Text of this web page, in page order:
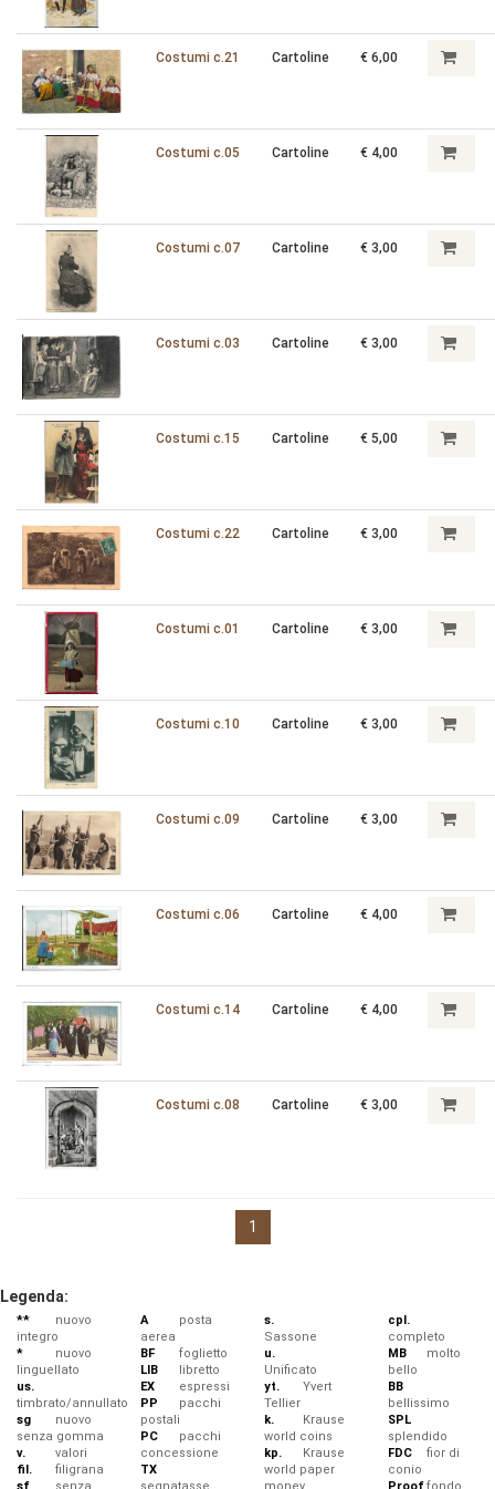
Costumi c.21 Cartoline € 6,00
Costumi c.05 Cartoline € 4,00
Costumi c.07 Cartoline € 3,00
Costumi c.03 Cartoline € 3,00
Costumi c.15 Cartoline € 5,00
Costumi c.22 Cartoline € 3,00
Costumi c.01 Cartoline € 3,00
Costumi c.10 Cartoline € 3,00
Costumi c.09 Cartoline € 3,00
Costumi c.06 Cartoline € 4,00
Costumi c.14 Cartoline € 4,00
Costumi c.08 Cartoline € 3,00
1
Legenda:
**
nuovo
integro
*
nuovo
linguellato
us.
timbrato/annullato
sg
nuovo
senza gomma
v.
valori
fil.
filigrana
sf
senza
A
posta
aerea
BF
foglietto
LIB
libretto
EX
espressi
PP
pacchi
postali
PC
pacchi
concessione
TX
segnatasse
s.
Sassone
u.
Unificato
yt.
Yvert
Tellier
k.
Krause
world coins
kp.
Krause
world paper
money
cpl.
completo
MB
molto
bello
BB
bellissimo
SPL
splendido
FDC
fior di
conio
Prooffondo